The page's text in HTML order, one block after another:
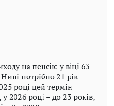
на пенсію у віці 63
потрібно 21 рік
році цей термін
2026 році – до 23 років,